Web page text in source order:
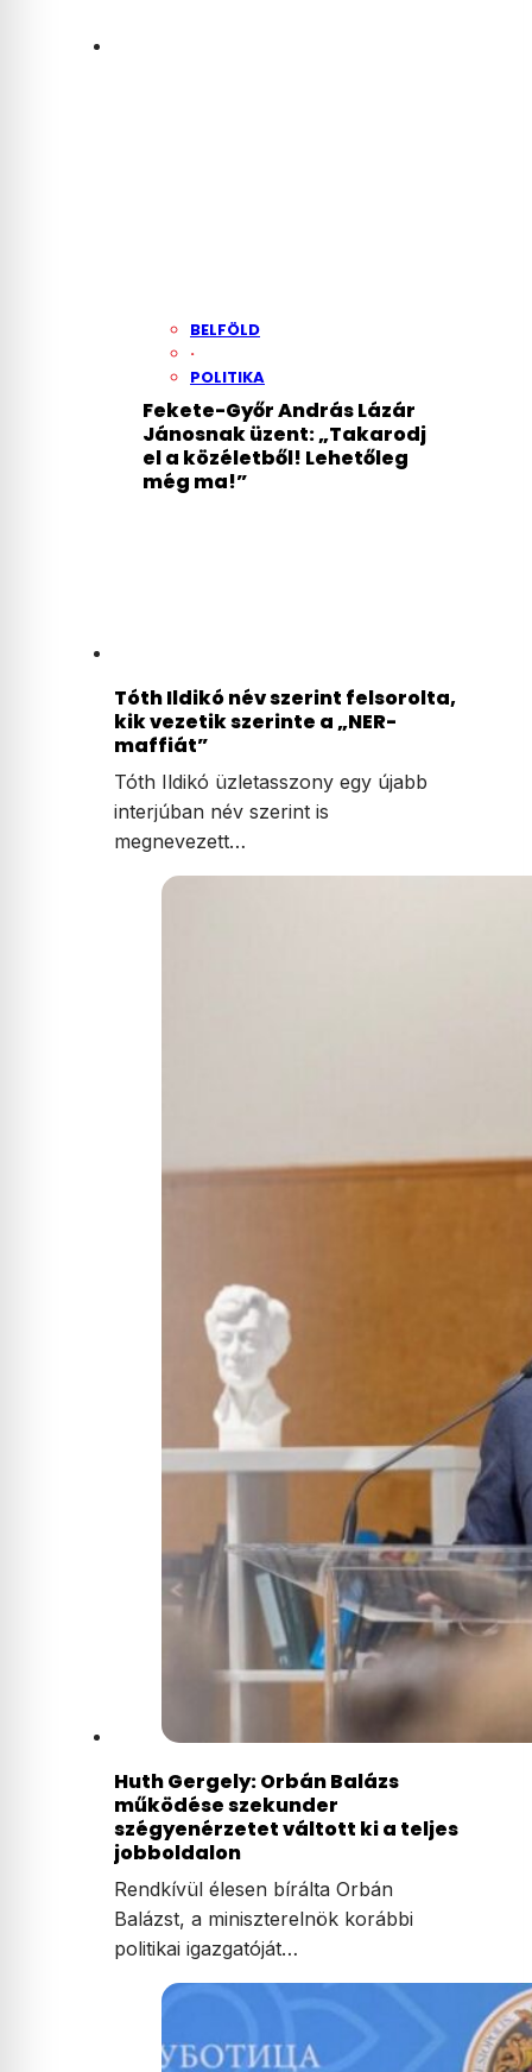
BELFÖLD
·
POLITIKA
Fekete-Győr András Lázár
Jánosnak üzent: „Takarodj
el a közéletből! Lehetőleg
még ma!”
Tóth Ildikó név szerint felsorolta,
kik vezetik szerinte a „NER-
maffiát”
Tóth Ildikó üzletasszony egy újabb
interjúban név szerint is
megnevezett…
Huth Gergely: Orbán Balázs
működése szekunder
szégyenérzetet váltott ki a teljes
jobboldalon
Rendkívül élesen bírálta Orbán
Balázst, a miniszterelnök korábbi
politikai igazgatóját…